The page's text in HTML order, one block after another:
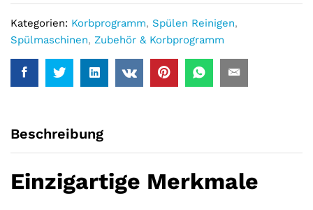
Kategorien: Korbprogramm, Spülen Reinigen,
Spülmaschinen, Zubehör & Korbprogramm
Beschreibung
Einzigartige Merkmale